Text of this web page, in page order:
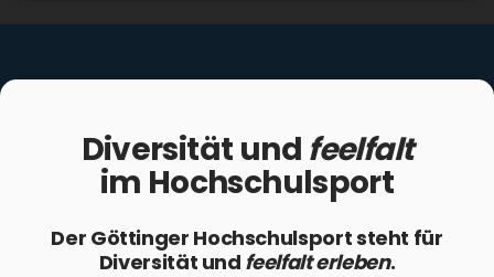
Diver­si­tät und feel­falt
im Hoch­schul­sport
Der Göt­tin­ger Hoch­schul­sport steht für
Diver­si­tät und feel­falt erle­ben.